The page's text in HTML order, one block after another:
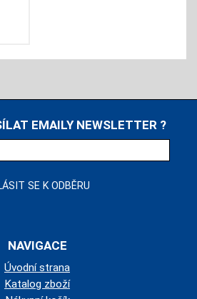
EMAILY NEWSLETTER ?
NAVIGACE
Úvodní strana
Katalog zboží